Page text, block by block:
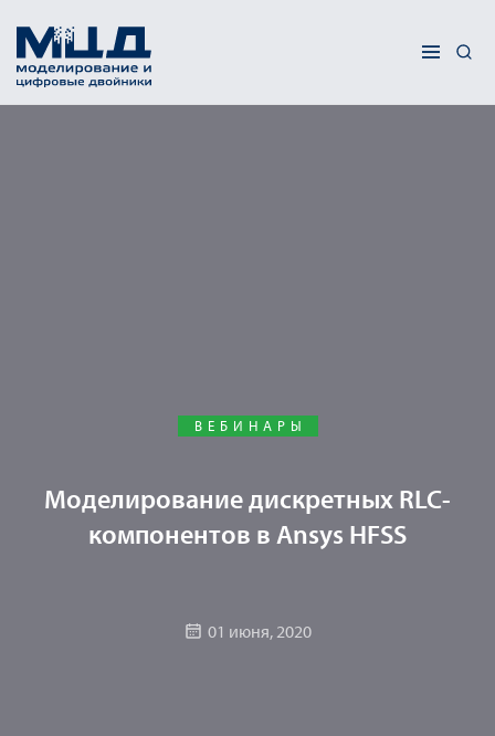
ВЕБИНАРЫ
Моделирование дискретных RLC-
компонентов в Ansys HFSS
01 июня, 2020